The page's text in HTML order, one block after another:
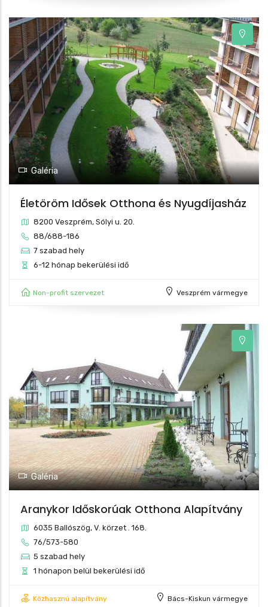
Galéria
Életöröm Idősek Otthona és Nyugdíjasház
8200 Veszprém, Sólyi u. 20.
88/688-186
7 szabad hely
6-12 hónap bekerülési idő
Non-profit szervezet Veszprém vármegye
Galéria
Aranykor Időskorúak Otthona Alapítvány
6035 Ballószög, V. körzet . 168.
76/573-580
5 szabad hely
1 hónapon belül bekerülési idő
Közhasznú alapítvány Bács-Kiskun vármegye